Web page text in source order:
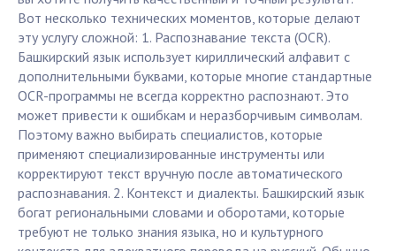
Вот несколько технических моментов, которые делают
эту услугу сложной: 1. Распознавание текста (OCR).
Башкирский язык использует кириллический алфавит с
дополнительными буквами, которые многие стандартные
OCR-программы не всегда корректно распознают. Это
может привести к ошибкам и неразборчивым символам.
Поэтому важно выбирать специалистов, которые
применяют специализированные инструменты или
корректируют текст вручную после автоматического
распознавания. 2. Контекст и диалекты. Башкирский язык
богат региональными словами и оборотами, которые
требуют не только знания языка, но и культурного